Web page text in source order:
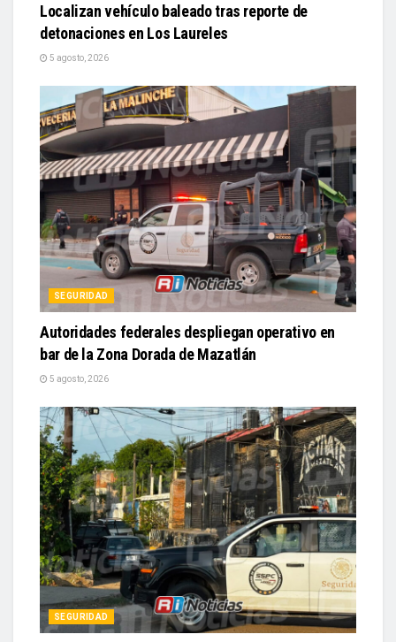
Localizan vehículo baleado tras reporte de
detonaciones en Los Laureles
5 agosto, 2026
SEGURIDAD
Autoridades federales despliegan operativo en
bar de la Zona Dorada de Mazatlán
5 agosto, 2026
SEGURIDAD